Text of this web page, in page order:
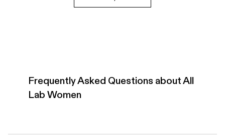
Frequently Asked Questions about All
Lab Women